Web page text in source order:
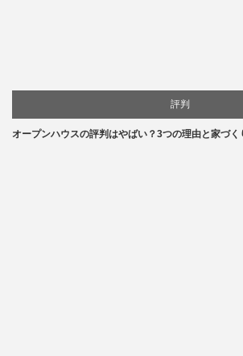
評判
オープンハウスの評判はやばい？3つの理由と家づく